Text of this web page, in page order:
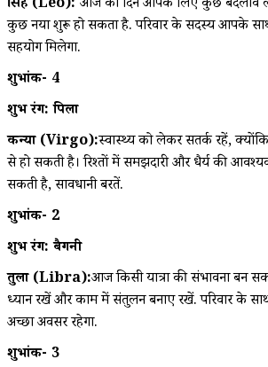
सिंह (Leo): आज का दिन आपके लिए कुछ बदलाव
कुछ नया शुरू हो सकता है. परिवार के सदस्य आपके
सहयोग मिलेगा.
शुभांक- 4
शुभ रंग: पिला
कन्या (Virgo):स्वास्थ्य को लेकर सतर्क रहें,
से हो सकती है। रिश्तों में समझदारी और धैर्य की
सकती है, सावधानी बरतें.
शुभांक- 2
शुभ रंग: बैगनी
तुला (Libra):आज किसी यात्रा की संभावना बन
ध्यान रखें और काम में संतुलन बनाए रखें. परिवार के
अच्छा अवसर रहेगा.
शुभांक- 3